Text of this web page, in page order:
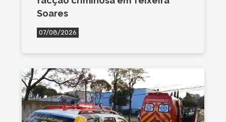
Soares
07/08/2026